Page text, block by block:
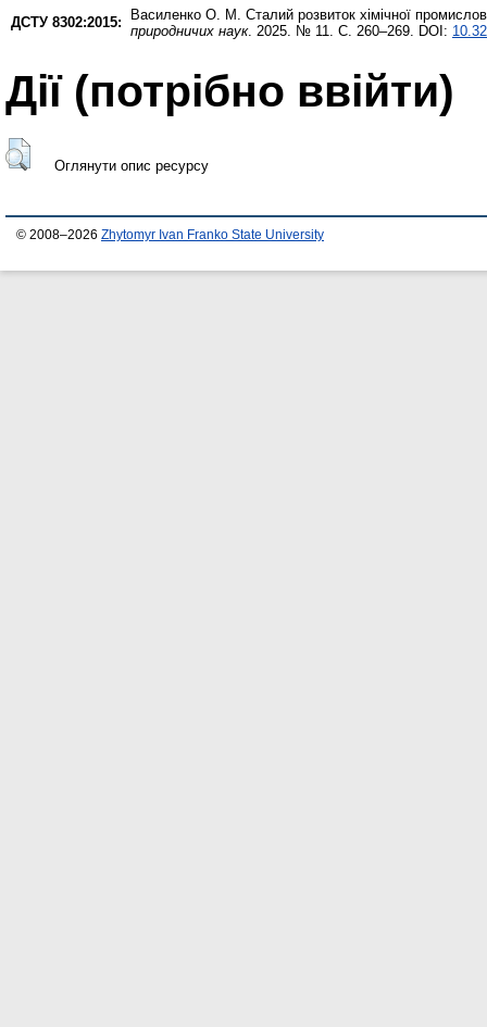
ДСТУ 8302:2015:
Василенко О. М. Сталий розвиток хімічної
природничих наук. 2025. № 11. С. 260–269. DOI:
Дії ​​(потрібно ввійти)
Оглянути опис ресурсу
© 2008–2026 Zhytomyr Ivan Franko State University